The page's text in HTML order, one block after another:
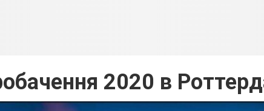
2020 в